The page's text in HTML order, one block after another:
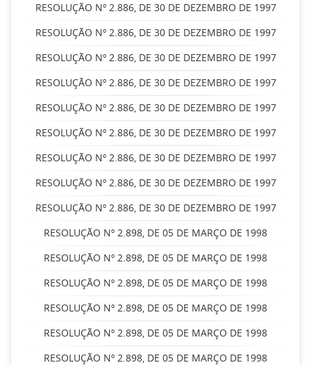
RESOLUÇÃO Nº 2.886, DE 30 DE DEZEMBRO DE 1997
RESOLUÇÃO Nº 2.886, DE 30 DE DEZEMBRO DE 1997
RESOLUÇÃO Nº 2.886, DE 30 DE DEZEMBRO DE 1997
RESOLUÇÃO Nº 2.886, DE 30 DE DEZEMBRO DE 1997
RESOLUÇÃO Nº 2.886, DE 30 DE DEZEMBRO DE 1997
RESOLUÇÃO Nº 2.886, DE 30 DE DEZEMBRO DE 1997
RESOLUÇÃO Nº 2.886, DE 30 DE DEZEMBRO DE 1997
RESOLUÇÃO Nº 2.886, DE 30 DE DEZEMBRO DE 1997
RESOLUÇÃO Nº 2.886, DE 30 DE DEZEMBRO DE 1997
RESOLUÇÃO Nº 2.898, DE 05 DE MARÇO DE 1998
RESOLUÇÃO Nº 2.898, DE 05 DE MARÇO DE 1998
RESOLUÇÃO Nº 2.898, DE 05 DE MARÇO DE 1998
RESOLUÇÃO Nº 2.898, DE 05 DE MARÇO DE 1998
RESOLUÇÃO Nº 2.898, DE 05 DE MARÇO DE 1998
RESOLUÇÃO Nº 2.898, DE 05 DE MARÇO DE 1998